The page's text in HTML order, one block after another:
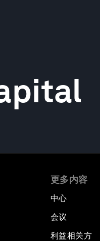
更多内容
中心
会议
利益相关方